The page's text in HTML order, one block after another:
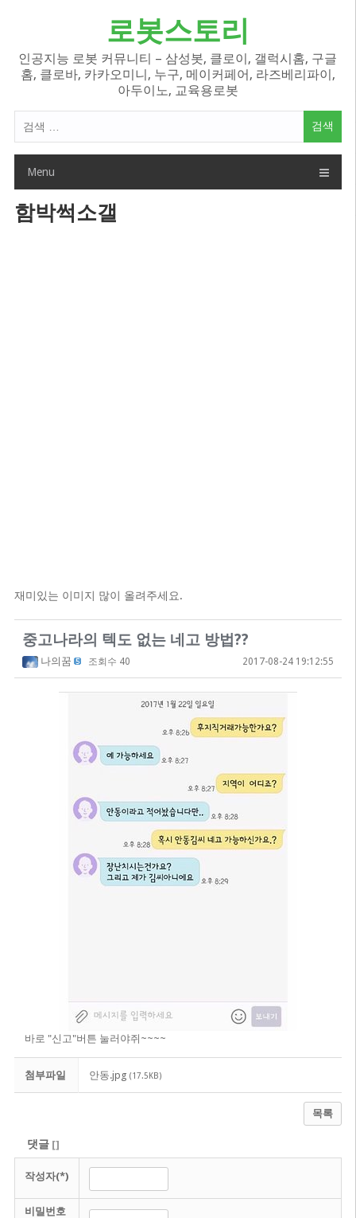
로봇스토리
인공지능 로봇 커뮤니티 – 삼성봇, 클로이, 갤럭시홈, 구글
홈, 클로바, 카카오미니, 누구, 메이커페어, 라즈베리파이,
아두이노, 교육용로봇
색
Menu
함박썩소갤
재미있는 이미지 많이 올려주세요.
중고나라의 텍도 없는 네고 방법??
나의꿈 조회수 40 2017-08-24 19:12:55
바로 "신고"버튼 눌러야쥐~~~~
첨부파일 안동.jpg (17.5KB)
목록
댓글[]
작성자(*)
비밀번호